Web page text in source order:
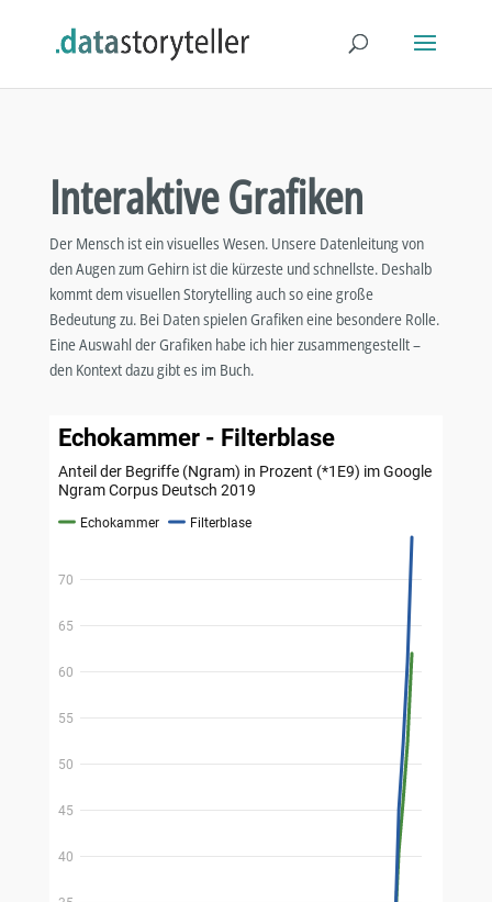
Interaktive Grafiken
Der Mensch ist ein visuelles Wesen. Unsere Datenleitung von
den Augen zum Gehirn ist die kürzeste und schnellste. Deshalb
kommt dem visuellen Storytelling auch so eine große
Bedeutung zu. Bei Daten spielen Grafiken eine besondere Rolle.
Eine Auswahl der Grafiken habe ich hier zusammengestellt –
den Kontext dazu gibt es im Buch.